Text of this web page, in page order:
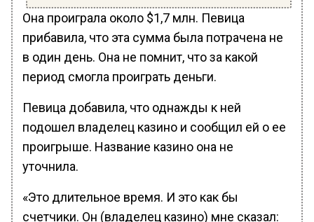
Она проиграла около $1,7 млн. Певица
прибавила, что эта сумма была потрачена не
в один день. Она не помнит, что за какой
период смогла проиграть деньги.
Певица добавила, что однажды к ней
подошел владелец казино и сообщил ей о ее
проигрыше. Название казино она не
уточнила.
«Это длительное время. И это как бы
счетчики. Он (владелец казино) мне сказал: